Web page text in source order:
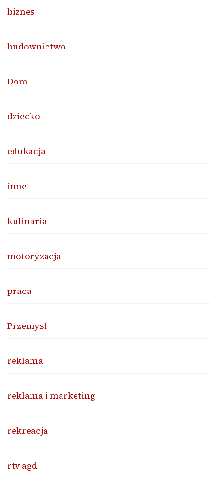
biznes
budownictwo
Dom
dziecko
edukacja
inne
kulinaria
motoryzacja
praca
Przemysł
reklama
reklama i marketing
rekreacja
rtv agd